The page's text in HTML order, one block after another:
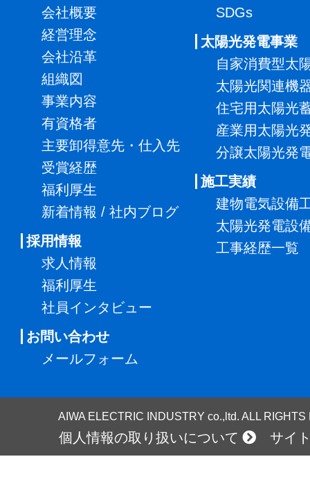
会社概要
経営理念
会社沿革
組織図
事業内容
有資格者
主要卸得意先・仕入先
受賞経歴
福利厚生
新着情報 / 社内ブログ
採用情報
求人情報
福利厚生
社員インタビュー
お問い合わせ
メールフォーム
SDGs
太陽光発電事業
自家消費型太
太陽光関連機
住宅用太陽光
産業用太陽光
分譲太陽光発
施工実績
建物電気設備
太陽光発電設
工事経歴一覧
AIWA ELECTRIC INDUSTRY co.,ltd. ALL
個人情報の取り扱いについて サイ